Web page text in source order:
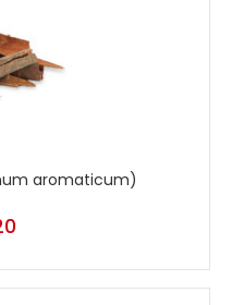
aromaticum)